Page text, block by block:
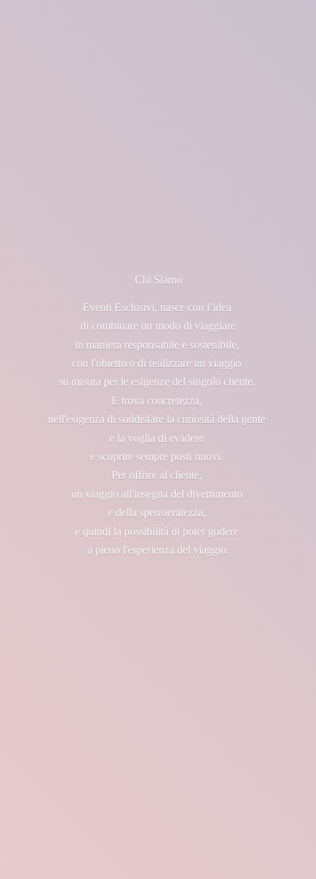
Chi Siamo
Eventi Esclusivi, nasce con l’idea
di combinare un modo di viaggiare
in maniera responsabile e sostenibile,
con l'obiettivo di realizzare un viaggio
su misura per le esigenze del singolo cliente.
E trova concretezza,
nell'esigenza di soddisfare la curiosità della gente
e la voglia di evadere
e scoprire sempre posti nuovi.
Per offrire al cliente,
un viaggio all'insegna del divertimento
e della spensieratezza,
e quindi la possibilità di poter godere
a pieno l'esperienza del viaggio.